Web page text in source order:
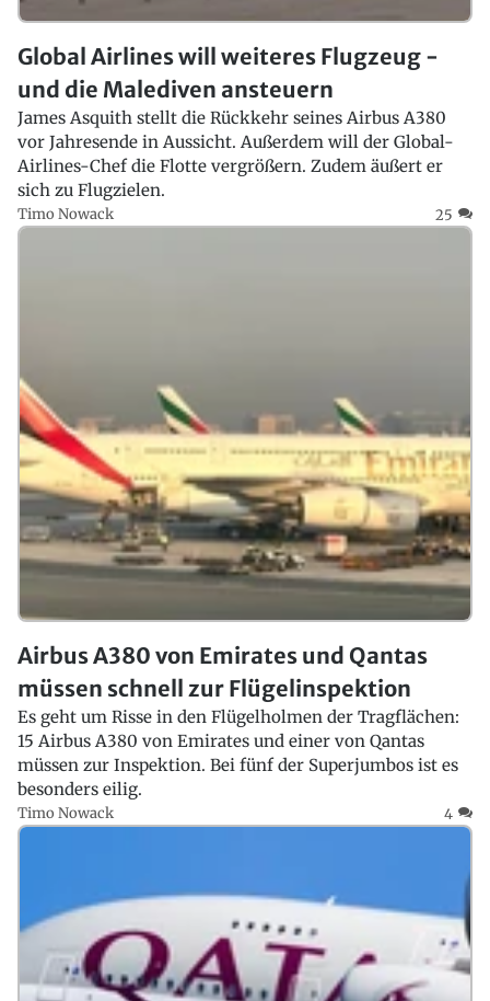
Global Airlines will weiteres Flugzeug -
und die Malediven ansteuern
James Asquith stellt die Rückkehr seines Airbus A380
vor Jahresende in Aussicht. Außerdem will der Global-
Airlines-Chef die Flotte vergrößern. Zudem äußert er
sich zu Flugzielen.
Timo Nowack 25
Airbus A380 von Emirates und Qantas
müssen schnell zur Flügelinspektion
Es geht um Risse in den Flügelholmen der Tragflächen:
15 Airbus A380 von Emirates und einer von Qantas
müssen zur Inspektion. Bei fünf der Superjumbos ist es
besonders eilig.
Timo Nowack 4